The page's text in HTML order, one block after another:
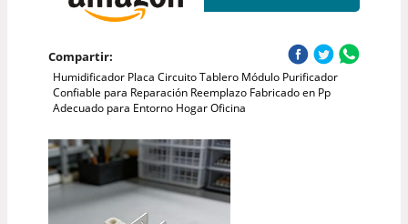
Compartir:
Humidificador Placa Circuito Tablero Módulo Purificador
Confiable para Reparación Reemplazo Fabricado en Pp
Adecuado para Entorno Hogar Oficina